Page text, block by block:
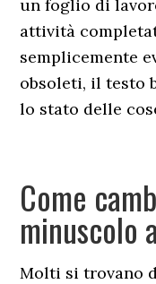
un foglio di
attività
semplicemente
obsoleti, il testo
lo stato delle
Come
minuscolo
Molti si trovano